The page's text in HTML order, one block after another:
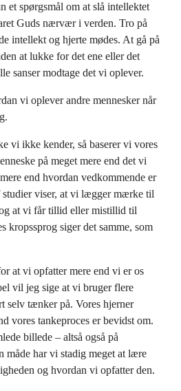
et spørgsmål om at slå intellektet
Guds nærvær i verden. Tro på
intellekt og hjerte mødes. At gå på
at lukke for det ene eller det
sanser modtage det vi oplever.
vi oplever andre mennesker når
vi ikke kender, så baserer vi vores
på meget mere end det vi
end hvordan vedkommende er
viser, at vi lægger mærke til
at vi får tillid eller mistillid til
kropssprog siger det samme, som
at vi opfatter mere end vi er os
vil jeg sige at vi bruger flere
selv tænker på. Vores hjerner
vores tankeproces er bevidst om.
billede – altså også på
måde har vi stadig meget at lære
og hvordan vi opfatter den.